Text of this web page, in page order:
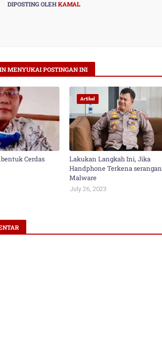
DIPOSTING OLEHKAMAL
MENYUKAI POSTINGAN INI
Cerdas
Artikel
Lakukan Langkah Ini, Jika
Handphone Terkena serangan
Malware
July 26, 2023